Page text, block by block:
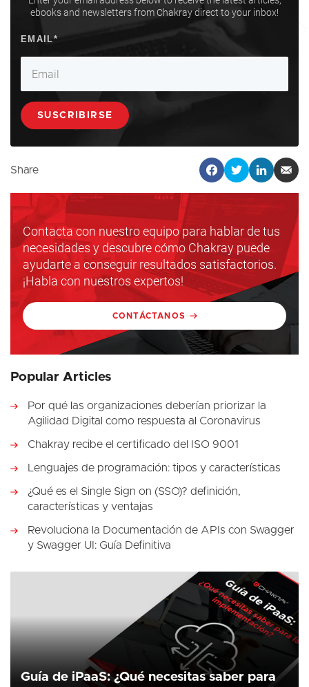
ebooks and newsletters from Chakray direct to your inbox!
Share
Contacta con nuestro equipo para hablar de tus
necesidades y descubre cómo Chakray puede
ayudarte a conseguir resultados satisfactorios.
¡Habla con nuestros expertos!
CONTÁCTANOS
Popular Articles
Por qué las organizaciones deberían priorizar la
Agilidad Digital como respuesta al Coronavirus
Chakray recibe el certificado del ISO 9001
Lenguajes de programación: tipos y características
¿Qué es el Single Sign on (SSO)? definición,
características y ventajas
Revoluciona la Documentación de APIs con Swagger
y Swagger UI: Guía Definitiva
Guía de iPaaS: ¿Qué necesitas saber para